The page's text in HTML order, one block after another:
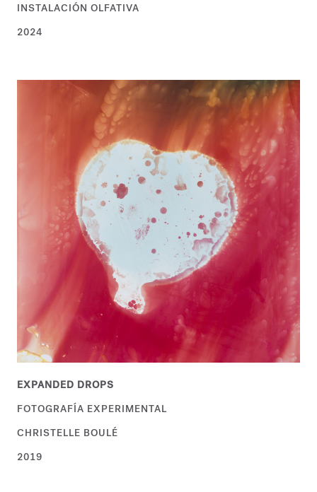
INSTALACIÓN OLFATIVA
2024
EXPANDED DROPS
FOTOGRAFÍA EXPERIMENTAL
CHRISTELLE BOULÉ
2019